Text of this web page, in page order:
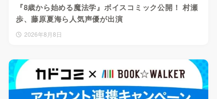
『8歳から始める魔法学』ボイスコミック公開！ 村瀬
歩、藤原夏海ら人気声優が出演
2026年8月8日